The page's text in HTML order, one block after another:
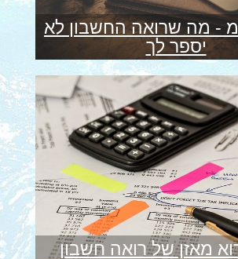
- מה שרואה החשבון לא
יספר לך
מאזן של רואה חשבון